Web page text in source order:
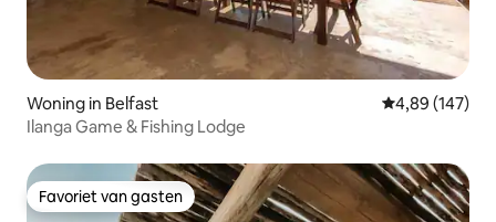
Woning in Belfast Gemiddelde
4,89 (147)
Ilanga Game & Fishing Lodge
Favoriet van gasten
Favoriet van gasten